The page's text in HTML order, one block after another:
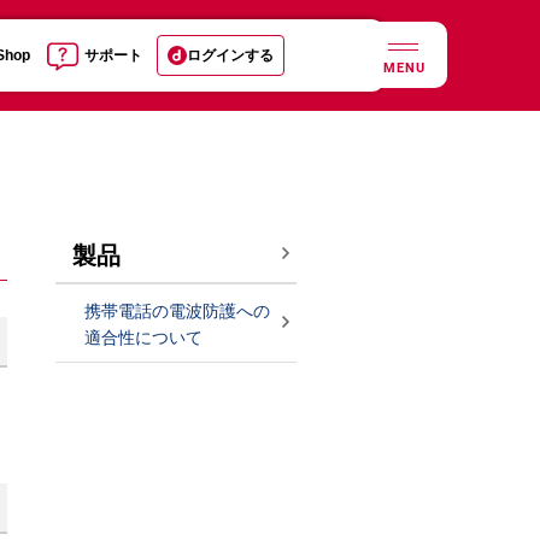
サポート ログインする
MENU
製品
携帯電話の電波防護への
適合性について